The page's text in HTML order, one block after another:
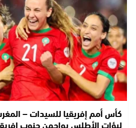
لبؤات الأطلس يواجهن جنوب